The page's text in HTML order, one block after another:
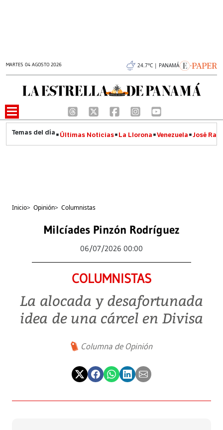
MARTES 04 AGOSTO 2026 24.7°C | PANAMÁ
Últimas Noticias La Llorona Venezuela José
Inicio> Opinión> Columnistas
Milcíades Pinzón Rodríguez
06/07/2026 00:00
COLUMNISTAS
La alocada y desafortunada
idea de una cárcel en Divisa
Columna de Opinión